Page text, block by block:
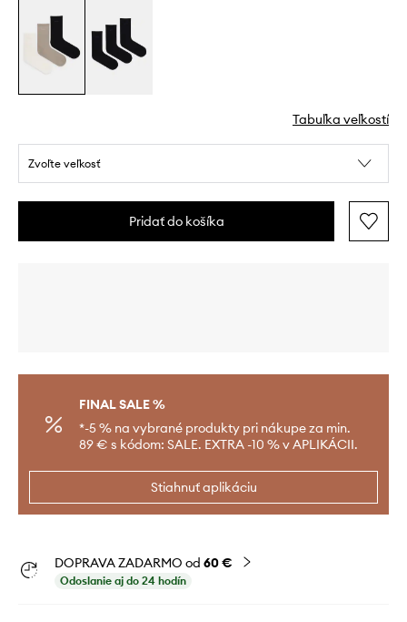
Tabuľka veľkostí
Zvoľte veľkosť
Pridať do košíka
FINAL SALE %
*-5 % na vybrané produkty pri nákupe za min.
89 € s kódom: SALE. EXTRA -10 % v APLIKÁCII.
Stiahnuť aplikáciu
DOPRAVA ZADARMO od 60 €
Odoslanie aj do 24 hodín